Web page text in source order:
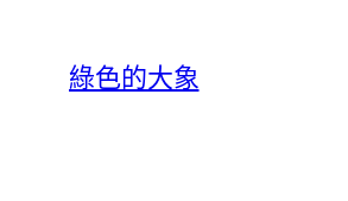
綠色的大象